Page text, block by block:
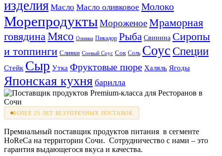
изделия Масло Масло оливковое Молоко
МорепродуктыМороженоеМраморная
говядинаМясо Оливки Пикадор Рыба Свинина Сиропы
и топпинги Сливки Соевый Соус Сок Соль Соус Специи
Стейк Сыр Утка Фруктовые пюре Халяль Ягоды
Японская кухня барилла
БОЛЕЕ 25 ЛЕТ БЕЗУПРЕЧНЫХ ПОСТАВОК
Премиальный поставщик продуктов питания в сегменте
HoReCa на территории Сочи. Сотрудничество с нами – это
гарантия выдающегося вкуса и качества.